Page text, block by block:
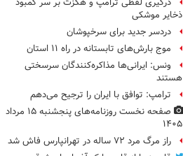
درگیری لفظی ترامپ و هگزث بر سر کمبود
ذخایر موشکی
دردسر جدید برای سرخپوشان
موج بارش‌های تابستانه در راه ۱۱ استان
ونس: ایرانی‌ها مذاکره‌کنندگان سرسختی
هستند
ترامپ: توافق با ایران را ترجیح می‌دهم
صفحه نخست روزنامه‌های پنجشنبه ۱۵ مرداد
۱۴۰۵
راز مرگ مرد ۷۲ ساله در تهرانپارس فاش شد